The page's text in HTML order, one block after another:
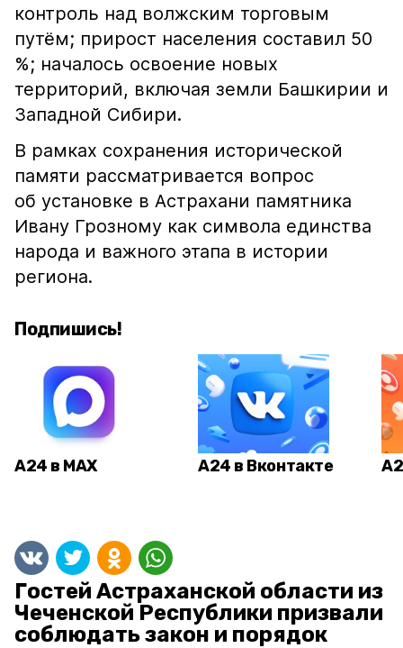
контроль над волжским торговым
путём; прирост населения составил 50
%; началось освоение новых
территорий, включая земли Башкирии и
Западной Сибири.
В рамках сохранения исторической
памяти рассматривается вопрос
об установке в Астрахани памятника
Ивану Грозному как символа единства
народа и важного этапа в истории
региона.
Подпишись!
А24 в MAX А24 в Вконтакте
Гостей Астраханской области из
Чеченской Республики призвали
соблюдать закон и порядок